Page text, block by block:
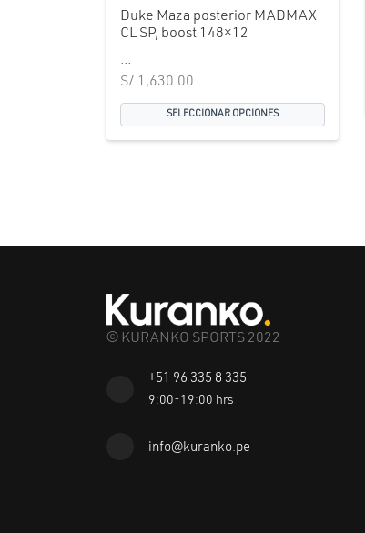
Duke Maza posterior MADMAX
CL SP, boost 148×12
...
S/ 1,630.00
SELECCIONAR OPCIONES
© KURANKO SPORTS 2022
+51 96 335 8 335
9:00-19:00 hrs
info@kuranko.pe